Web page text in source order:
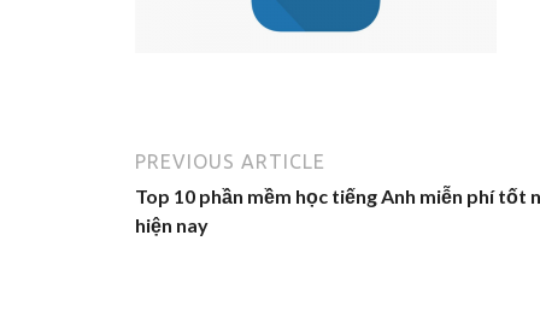
PREVIOUS ARTICLE
Top 10 phần mềm học tiếng Anh miễn phí tốt
hiện nay